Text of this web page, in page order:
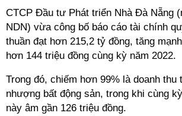
CTCP Đầu tư Phát triển Nhà Đà Nẵng
NDN) vừa công bố báo cáo tài chính
thuần đạt hơn 215,2 tỷ đồng, tăng
hơn 144 triệu đồng cùng kỳ năm 2022.
Trong đó, chiếm hơn 99% là doanh thu
nhượng bất động sản, trong khi cùng
này âm gần 126 triệu đồng.